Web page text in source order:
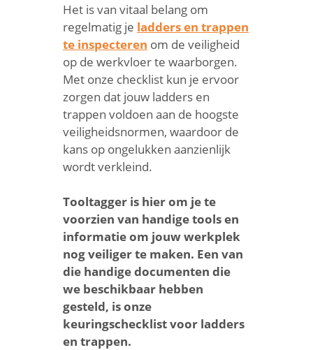
Het is van vitaal belang om
regelmatig je ladders en trappen
te inspecteren om de veiligheid
op de werkvloer te waarborgen.
Met onze checklist kun je ervoor
zorgen dat jouw ladders en
trappen voldoen aan de hoogste
veiligheidsnormen, waardoor de
kans op ongelukken aanzienlijk
wordt verkleind.
Tooltagger is hier om je te
voorzien van handige tools en
informatie om jouw werkplek
nog veiliger te maken. Een van
die handige documenten die
we beschikbaar hebben
gesteld, is onze
keuringschecklist voor ladders
en trappen.